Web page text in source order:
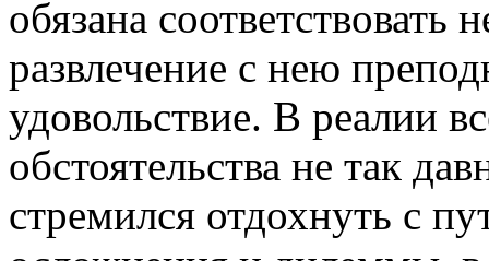
обязана
развлечение с нею
удовольствие. В реалии
обстоятельства не так
стремился отдохнуть с